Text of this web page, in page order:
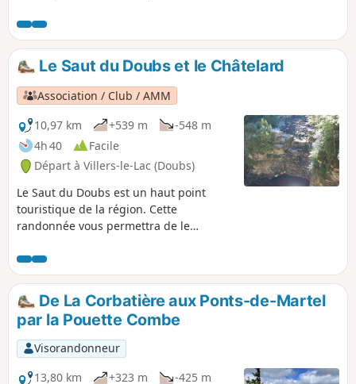
Le Saut du Doubs et le Châtelard
Association / Club / AMM
10,97 km
+539 m
-548 m
4h 40
Facile
Départ à Villers-le-Lac (Doubs)
Le Saut du Doubs est un haut point
touristique de la région. Cette
randonnée vous permettra de le
paysages environnants, en poussant la
marche jusqu'au barrage du Chatelot.
De La Corbatière aux Ponts-de-Martel
par la Pouette Combe
Visorandonneur
13,80 km
+323 m
-425 m